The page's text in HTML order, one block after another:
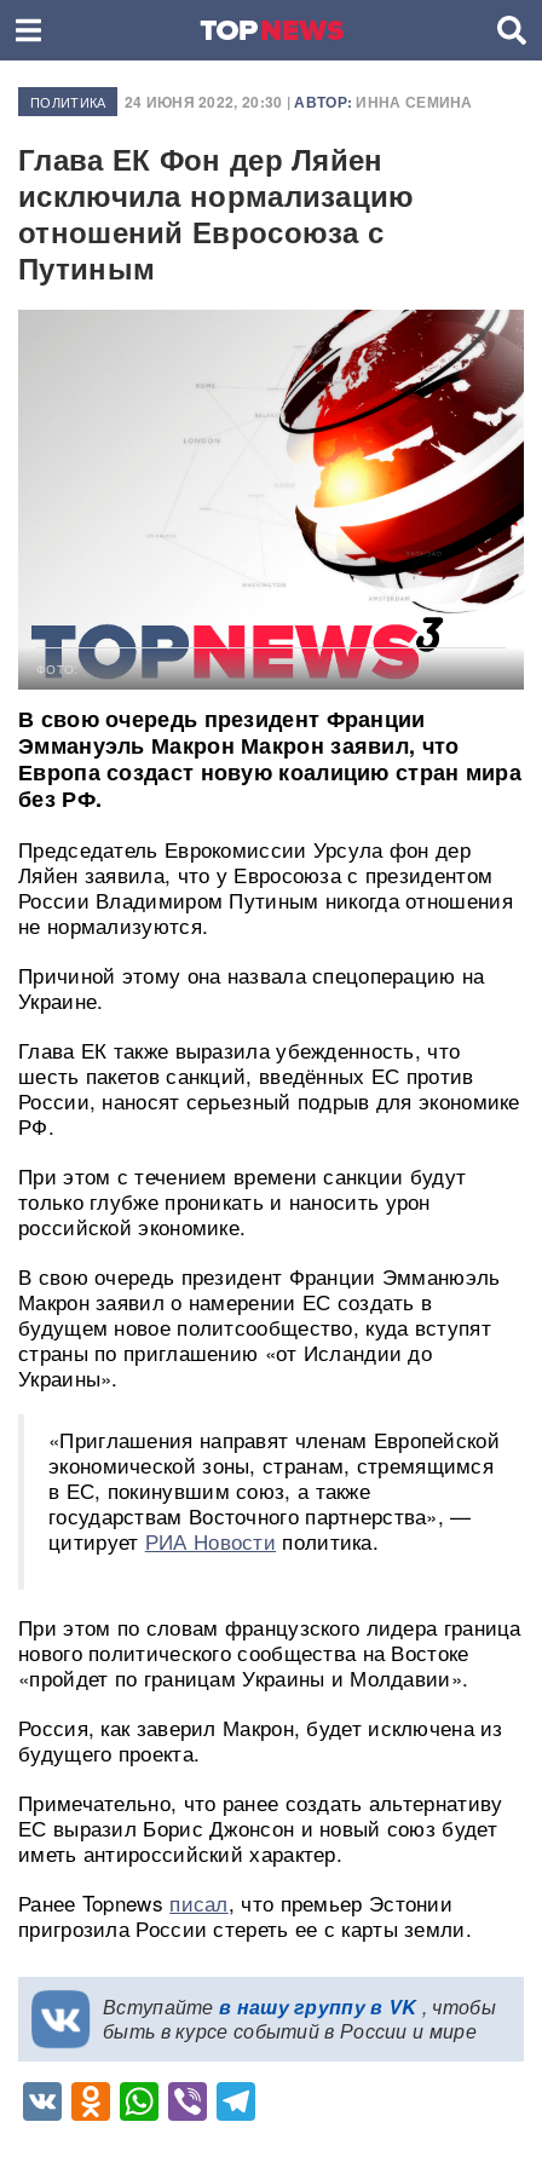
ПОЛИТИКА 24 ИЮНЯ 2022, 20:30 |АВТОР: ИННА СЕМИНА
Глава ЕК Фон дер Ляйен
исключила нормализацию
отношений Евросоюза с
Путиным
ФОТО:
В свою очередь президент Франции
Эммануэль Макрон Макрон заявил, что
Европа создаст новую коалицию стран мира
без РФ.
Председатель Еврокомиссии Урсула фон дер
Ляйен заявила, что у Евросоюза с президентом
России Владимиром Путиным никогда отношения
не нормализуются.
Причиной этому она назвала спецоперацию на
Украине.
Глава ЕК также выразила убежденность, что
шесть пакетов санкций, введённых ЕС против
России, наносят серьезный подрыв для экономике
РФ.
При этом с течением времени санкции будут
только глубже проникать и наносить урон
российской экономике.
В свою очередь президент Франции Эмманюэль
Макрон заявил о намерении ЕС создать в
будущем новое политсообщество, куда вступят
страны по приглашению «от Исландии до
Украины».
«Приглашения направят членам Европейской
экономической зоны, странам, стремящимся
в ЕС, покинувшим союз, а также
государствам Восточного партнерства», —
цитирует РИА Новости политика.
При этом по словам французского лидера граница
нового политического сообщества на Востоке
«пройдет по границам Украины и Молдавии».
Россия, как заверил Макрон, будет исключена из
будущего проекта.
Примечательно, что ранее создать альтернативу
ЕС выразил Борис Джонсон и новый союз будет
иметь антироссийский характер.
Ранее Topnews писал, что премьер Эстонии
пригрозила России стереть ее с карты земли.
Вступайте в нашу группу в VK, чтобы
быть в курсе событий в России и мире
VKOdnoklassniki
WhatsApp
Viber